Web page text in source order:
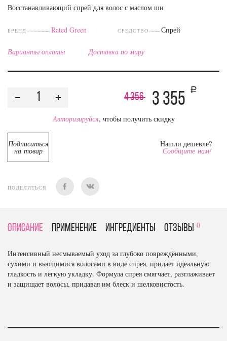
Восстанавливающий спрей для волос с маслом ши
БРЕНД Rated Green СРЕДСТВО Спрей
Варианты оплаты Доставка по миру
4 356 3 355
a
Авторизируйся, чтобы получить скидку
Подписаться
на товар
Нашли дешевле?
Сообщите нам!
ПОДЕЛИТЬСЯ
Описание Применение Ингредиенты отзывы 0
Интенсивный несмываемый уход за глубоко повреждёнными,
сухими и вьющимися волосами в виде спрея, придает идеальную
гладкость и лёгкую укладку. Формула спрея смягчает, разглаживает
и защищает волосы, придавая им блеск и шелковистость.